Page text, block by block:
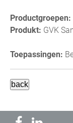
Productgroepen:
Produkt: GVK
Toepassingen: